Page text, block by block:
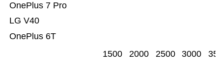
OnePlus 6T
LG V40
OnePlus 7 Pro
1500 2000 2500 3000